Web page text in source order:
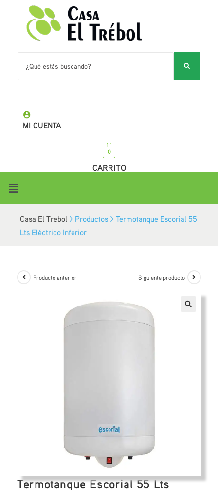
MI CUENTA
0
CARRITO
Casa El Trebol > Productos >Termotanque Escorial 55
Lts Eléctrico Inferior
Producto anterior Siguiente producto
Termotanque Escorial 55 Lts